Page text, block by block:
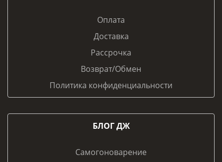
Оплата
Доставка
Рассрочка
Возврат/Обмен
Политика конфиденциальности
БЛОГ ДЖ
Самогоноварение